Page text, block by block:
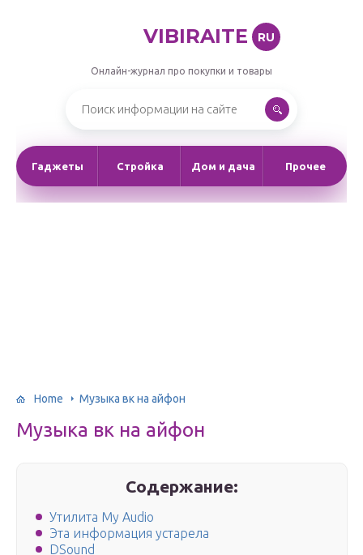
VIBIRAITE RU
Онлайн-журнал про покупки и товары
Гаджеты Стройка Дом и дача Прочее
Home Музыка вк на айфон
Музыка вк на айфон
Содержание:
Утилита My Audio
Эта информация устарела
DSound